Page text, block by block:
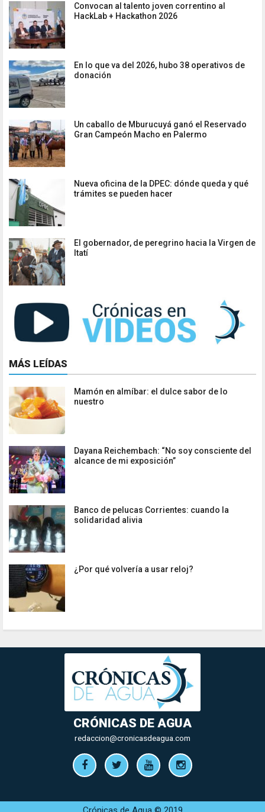
Convocan al talento joven correntino al
HackLab + Hackathon 2026
En lo que va del 2026, hubo 38 operativos de
donación
Un caballo de Mburucuyá ganó el Reservado
Gran Campeón Macho en Palermo
Nueva oficina de la DPEC: dónde queda y qué
trámites se pueden hacer
El gobernador, de peregrino hacia la Virgen de
Itatí
MÁS LEÍDAS
Mamón en almíbar: el dulce sabor de lo
nuestro
Dayana Reichembach: “No soy consciente del
alcance de mi exposición”
Banco de pelucas Corrientes: cuando la
solidaridad alivia
¿Por qué volvería a usar reloj?
CRÓNICAS DE AGUA
redaccion@cronicasdeagua.com